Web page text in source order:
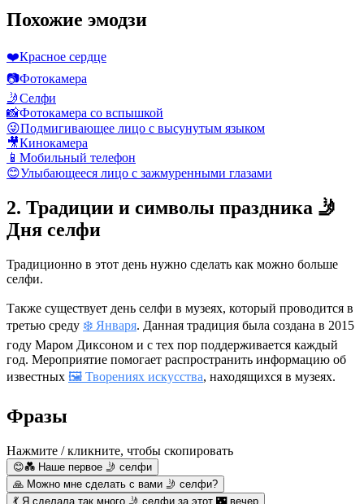
Похожие эмодзи
❤️Красное сердце
📷Фотокамера
🤳Селфи
📸Фотокамера со вспышкой
😜Подмигивающее лицо с высунутым языком
🎥Кинокамера
📱 Мобильный телефон
😊Улыбающееся лицо с зажмуренными глазами
2. Традиции и символы праздника 🤳
Дня селфи
Традиционно в этот день нужно сделать как можно больше
селфи.
Также существует день селфи в музеях, который проводится в
третью среду ❄️ Января. Данная традиция была создана в 2015
году Маром Диксоном и с тех пор поддерживается каждый
год. Мероприятие помогает распространить информацию об
известных 🖼 Творениях искусства, находящихся в музеях.
Фразы
Нажмите / кликните, чтобы скопировать
😊💑 Наше первое 🤳 селфи
🙏 Можно мне сделать с вами 🤳 селфи?
💃 Я сделала так много 🤳 селфи за этот 🌃 вечер